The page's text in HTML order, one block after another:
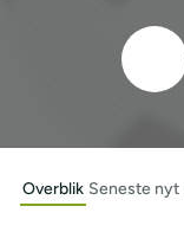
Overblik Seneste nyt